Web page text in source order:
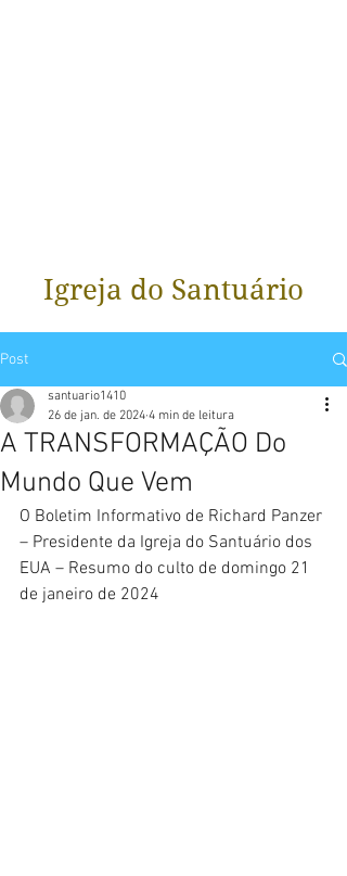
Igreja do Santuário
Post
A TRANSFORMAÇÃO Do
Mundo Que Vem
santuario1410
26 de jan. de 2024 4 min de leitura
O Boletim Informativo de Richard Panzer
– Presidente da Igreja do Santuário dos
EUA – Resumo do culto de domingo 21
de janeiro de 2024